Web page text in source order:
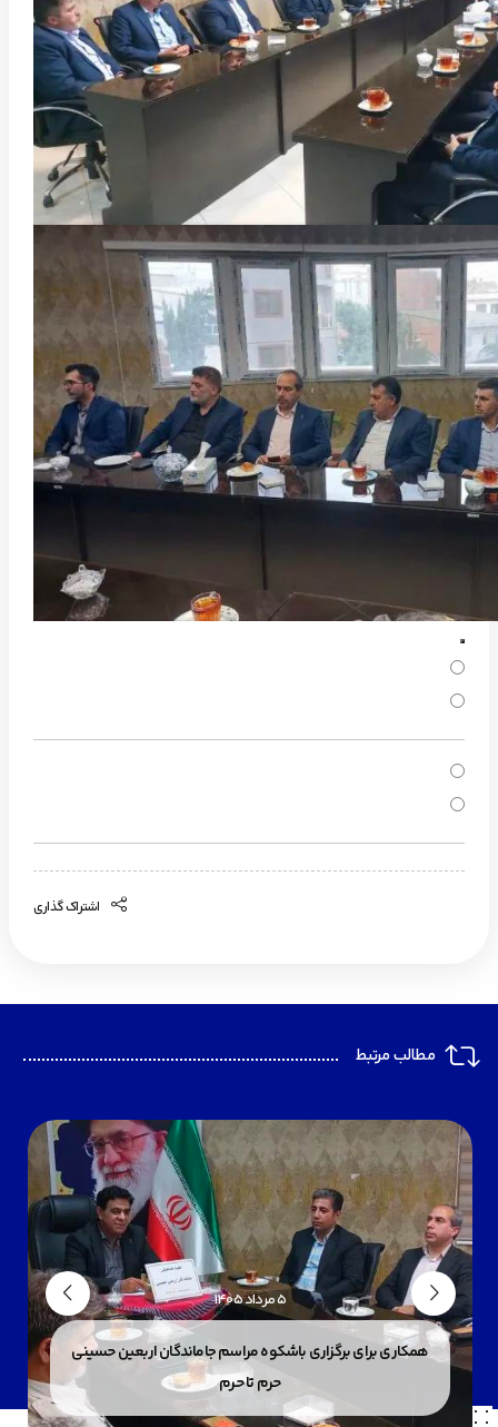
اشتراک گذاری
مطالب مرتبط
۵ مرداد ۱۴۰۵
همکاری برای برگزاری باشکوه مراسم جاماندگان اربعین حسینی
حرم تا حرم